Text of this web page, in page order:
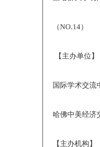
（NO.14）
【主办单位】
国际学术交流
哈佛中美经济
【主办机构】